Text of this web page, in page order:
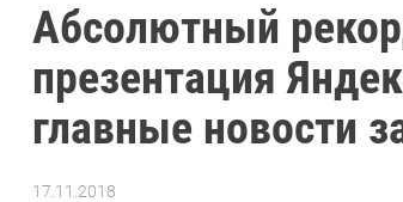
Абсолютный
презентация
главные новости
17.11.2018